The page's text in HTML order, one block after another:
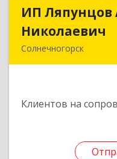
ИП Ляпунцов
Николаевич
Солнечногорск
Клиентов на